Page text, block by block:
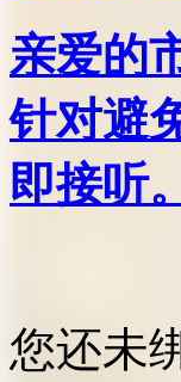
亲爱的
针对避
即接听。
您还未